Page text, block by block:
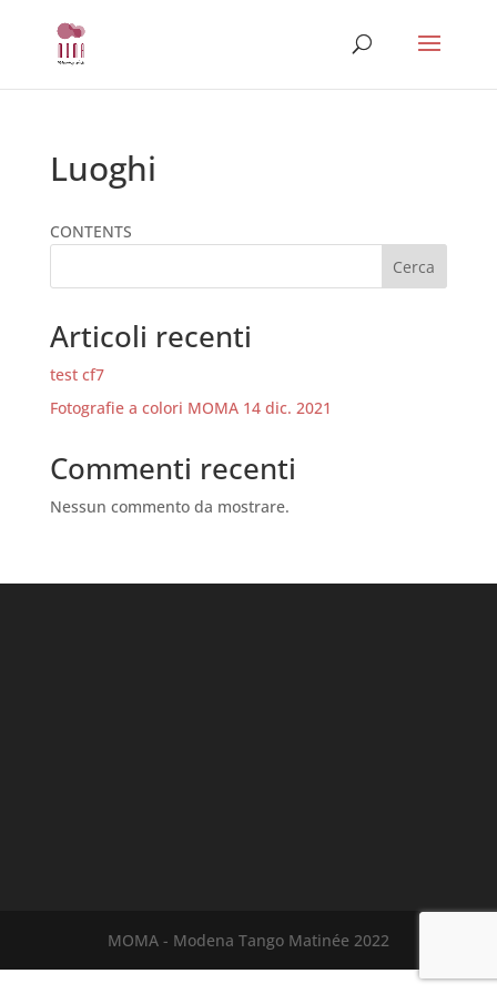
Luoghi
CONTENTS
Cerca
Articoli recenti
test cf7
Fotografie a colori MOMA 14 dic. 2021
Commenti recenti
Nessun commento da mostrare.
MOMA - Modena Tango Matinée 2022